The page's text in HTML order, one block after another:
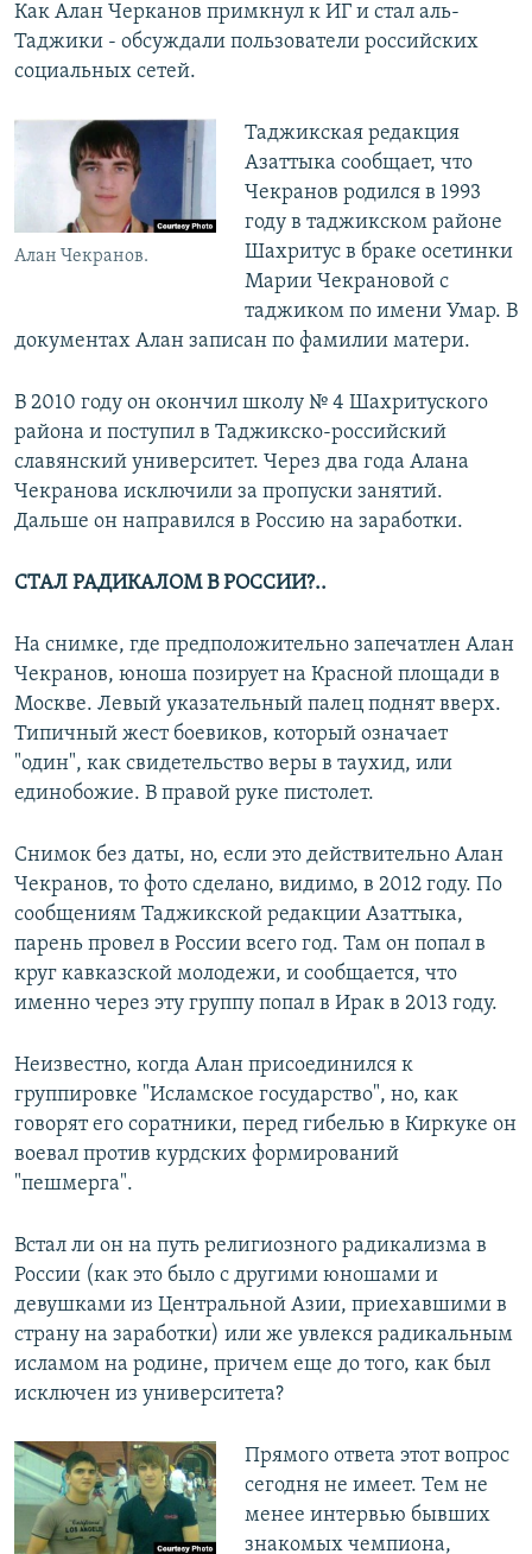
Как Алан Черканов примкнул к ИГ и стал аль-
Таджики - обсуждали пользователи российских
социальных сетей.
Алан Чекранов.
Таджикская редакция
Азаттыка сообщает, что
Чекранов родился в 1993
году в таджикском районе
Шахритус в браке осетинки
Марии Чекрановой с
таджиком по имени Умар. В
документах Алан записан по фамилии матери.
В 2010 году он окончил школу № 4 Шахритуского
района и поступил в Таджикско-российский
славянский университет. Через два года Алана
Чекранова исключили за пропуски занятий.
Дальше он направился в Россию на заработки.
СТАЛ РАДИКАЛОМ В РОССИИ?..
На снимке, где предположительно запечатлен Алан
Чекранов, юноша позирует на Красной площади в
Москве. Левый указательный палец поднят вверх.
Типичный жест боевиков, который означает
"один", как свидетельство веры в таухид, или
единобожие. В правой руке пистолет.
Снимок без даты, но, если это действительно Алан
Чекранов, то фото сделано, видимо, в 2012 году. По
сообщениям Таджикской редакции Азаттыка,
парень провел в России всего год. Там он попал в
круг кавказской молодежи, и сообщается, что
именно через эту группу попал в Ирак в 2013 году.
Неизвестно, когда Алан присоединился к
группировке "Исламское государство", но, как
говорят его соратники, перед гибелью в Киркуке он
воевал против курдских формирований
"пешмерга".
Встал ли он на путь религиозного радикализма в
России (как это было с другими юношами и
девушками из Центральной Азии, приехавшими в
страну на заработки) или же увлекся радикальным
исламом на родине, причем еще до того, как был
исключен из университета?
Прямого ответа этот вопрос
сегодня не имеет. Тем не
менее интервью бывших
знакомых чемпиона,